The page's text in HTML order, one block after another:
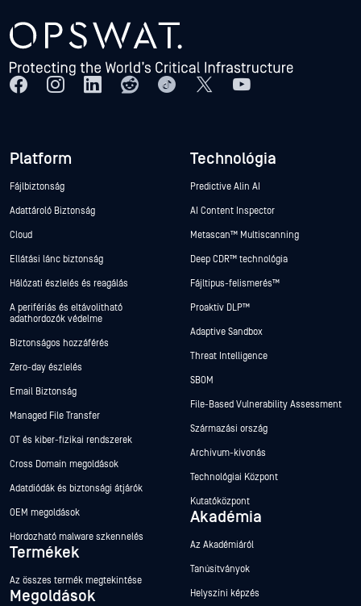
Platform
Fájlbiztonság
Adattároló Biztonság
Cloud
Ellátási lánc biztonság
Hálózati észlelés és reagálás
A perifériás és eltávolítható
adathordozók védelme
Biztonságos hozzáférés
Zero-day észlelés
Email Biztonság
Managed File Transfer
OT és kiber-fizikai rendszerek
Cross Domain megoldások
Adatdiódák és biztonsági átjárók
OEM megoldások
Hordozható malware szkennelés
Termékek
Az összes termék megtekintése
Megoldások
Technológia
Predictive Alin AI
AI Content Inspector
Metascan™ Multiscanning
Deep CDR™ technológia
Fájltípus-felismerés™
Proaktív DLP™
Adaptive Sandbox
Threat Intelligence
SBOM
File-Based Vulnerability Assessment
Származási ország
Archívum-kivonás
Technológiai Központ
Kutatóközpont
Akadémia
Az Akadémiáról
Tanúsítványok
Helyszíni képzés